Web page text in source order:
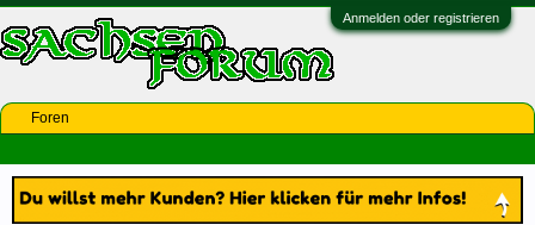
Anmelden oder registrieren
Foren